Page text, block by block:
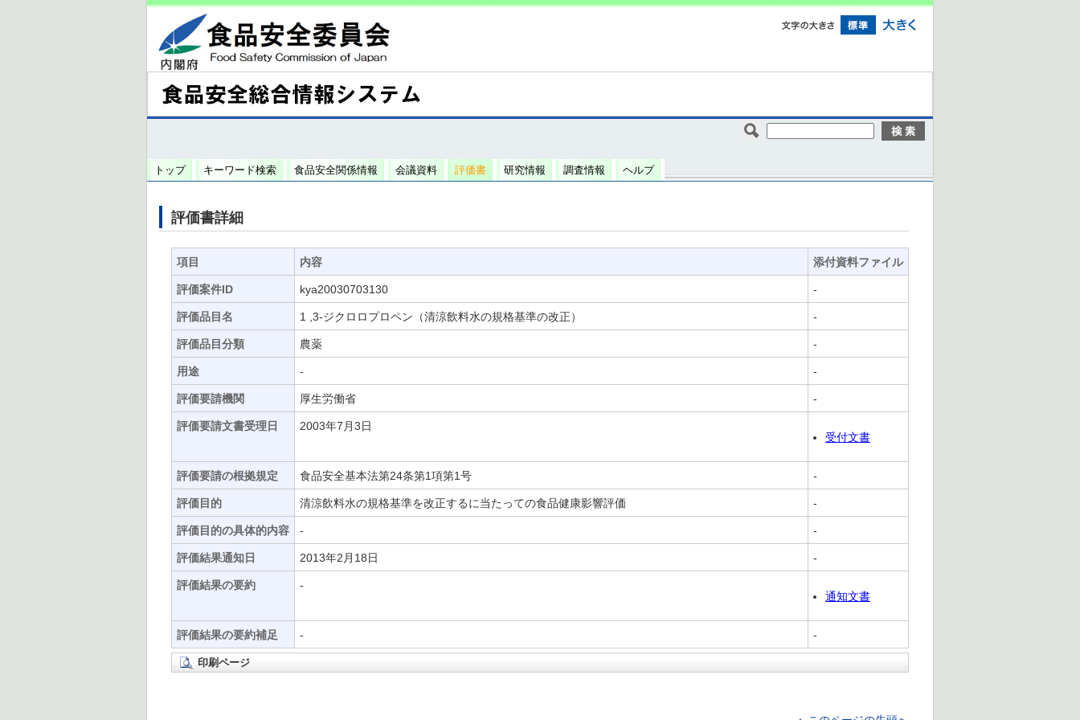
トップ キーワード検索 食品安全関係情報 会議資料 評価書 研究情報 調査情報 ヘルプ
評価書詳細
項目 内容 添付資料ファイル
評価案件ID kya20030703130 -
評価品目名 1 ,3-ジクロロプロペン（清涼飲料水の規格基準の改正） -
評価品目分類 農薬 -
用途 - -
評価要請機関 厚生労働省 -
評価要請文書受理日
2003年7月3日
受付文書
評価要請の根拠規定 食品安全基本法第24条第1項第1号 -
評価目的 清涼飲料水の規格基準を改正するに当たっての食品健康影響評価 -
評価目的の具体的内容 - -
評価結果通知日 2013年2月18日 -
評価結果の要約
-
通知文書
評価結果の要約補足 - -
印刷ページ